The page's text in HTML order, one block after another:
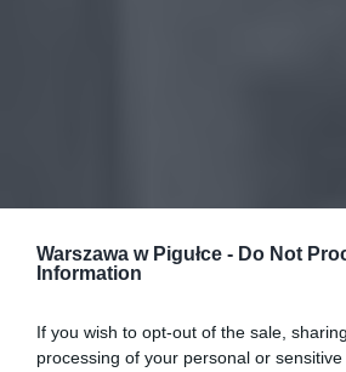
Warszawa w Pigułce - Do Not
Information
If you wish to opt-out of the sale,
processing of your personal or